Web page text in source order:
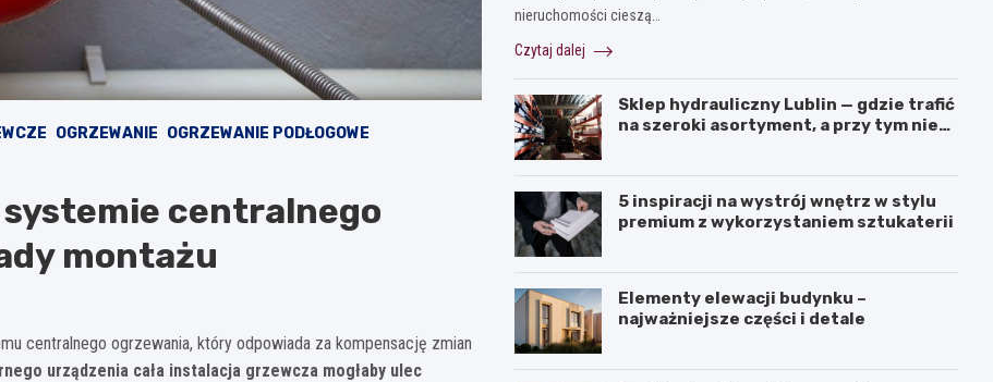
OGRZEWANIE OGRZEWANIE PODŁOGOWE
centralnego
montażu
centralnego ogrzewania, który odpowiada za kompensację zmian
urządzenia cała instalacja grzewcza mogłaby ulec
nieruchomości cieszą…
Czytaj dalej
Sklep hydrauliczny Lublin — gdzie trafić
na szeroki asortyment, a przy tym nie
5 inspiracji na wystrój wnętrz w stylu
premium z wykorzystaniem sztukaterii
Elementy elewacji budynku –
najważniejsze części i detale